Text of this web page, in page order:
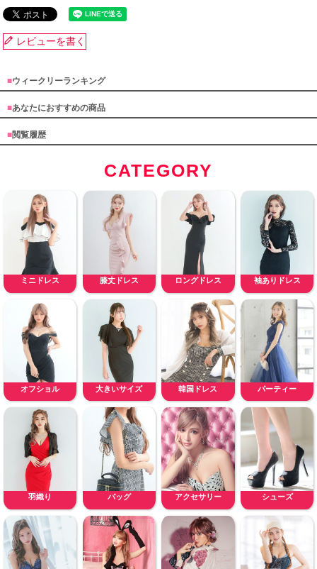
レビューを書く
■ウィークリーランキング
■あなたにおすすめの商品
■閲覧履歴
CATEGORY
ミニドレス 膝丈ドレス ロングドレス 袖ありドレス
オフショル 大きいサイズ 韓国ドレス パーティー
羽織り バッグ アクセサリー シューズ